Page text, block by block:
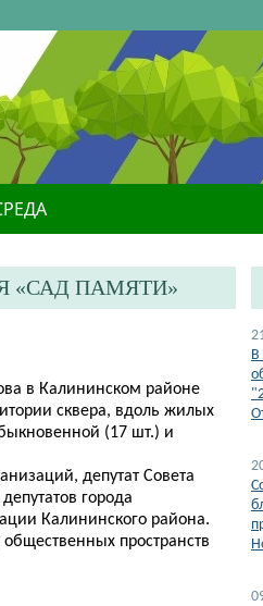
«САД ПАМЯТИ»
в Калининском районе
сквера, вдоль жилых
(17 шт.) и
депутат Совета
города
Калининского района.
пространств
В